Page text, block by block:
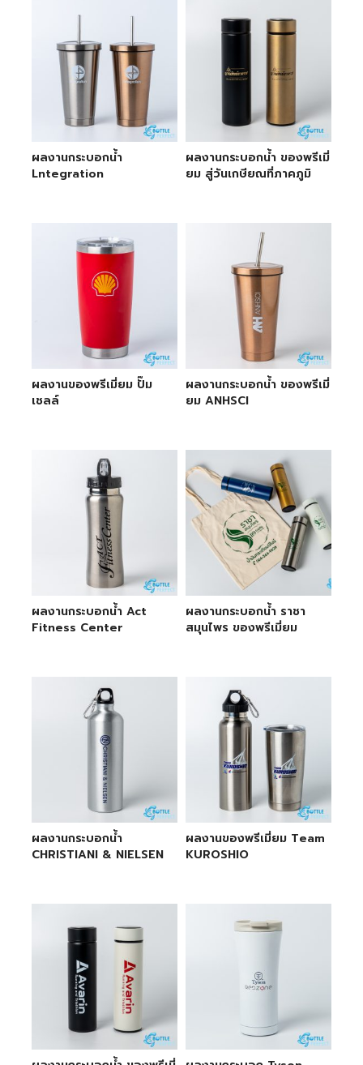
ผลงานกระบอกน้ำ
Lntegration
ผลงานกระบอกน้ำ ของพรีเมี่
ยม สู่วันเกษียณที่ภาคภูมิ
ผลงานของพรีเมี่ยม ปั๊ม
เชลล์
ผลงานกระบอกน้ำ ของพรีเมี่
ยม ANHSCI
ผลงานกระบอกน้ำ Act
Fitness Center
ผลงานกระบอกน้ำ ราชา
สมุนไพร ของพรีเมี่ยม
ผลงานกระบอกน้ำ
CHRISTIANI & NIELSEN
ผลงานของพรีเมี่ยม Team
KUROSHIO